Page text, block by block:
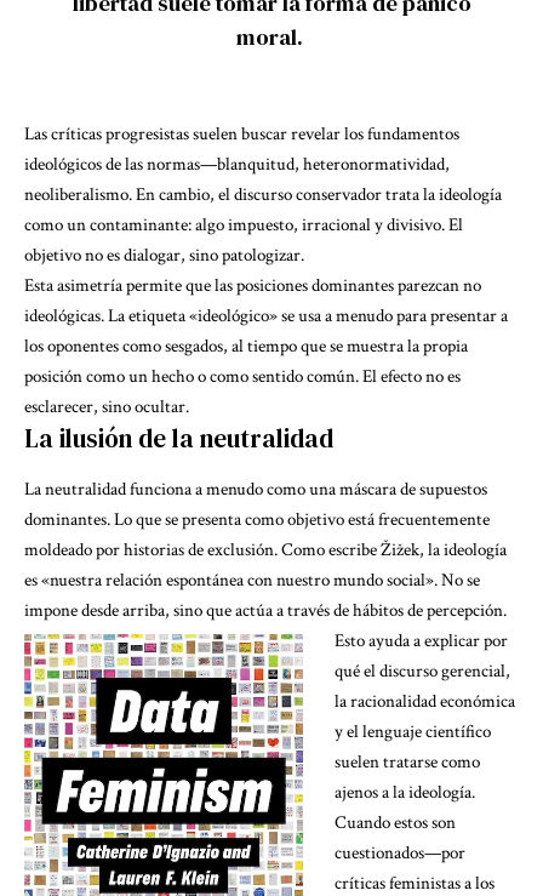
moral.
Las críticas progresistas suelen buscar revelar los fundamentos
ideológicos de las normas—blanquitud, heteronormatividad,
neoliberalismo. En cambio, el discurso conservador trata la ideología
como un contaminante: algo impuesto, irracional y divisivo. El
objetivo no es dialogar, sino patologizar.
Esta asimetría permite que las posiciones dominantes parezcan no
ideológicas.La etiqueta «ideológico» se usa a menudo para presentar a
los oponentes como sesgados, al tiempo que se muestra la propia
posición como un hecho o como sentido común. El efecto no es
esclarecer, sino ocultar.
La ilusión de la neutralidad
La neutralidad funciona a menudo como una máscara de supuestos
dominantes. Lo que se presenta como objetivo está frecuentemente
moldeado por historias de exclusión.Como escribe Žižek, la ideología
es «nuestra relación espontánea con nuestro mundo social». No se
impone desde arriba, sino que actúa a través de hábitos de percepción.
Esto ayuda a explicar por
qué el discurso gerencial,
la racionalidad económica
y el lenguaje científico
suelen tratarse como
ajenos a la ideología.
Cuando estos son
cuestionados—por
críticas feministas a los